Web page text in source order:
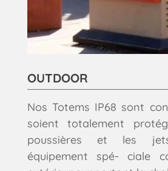
OUTDOOR
Nos Totems IP68 sont
soienttotalement
poussières et les
équipement spé- ciale